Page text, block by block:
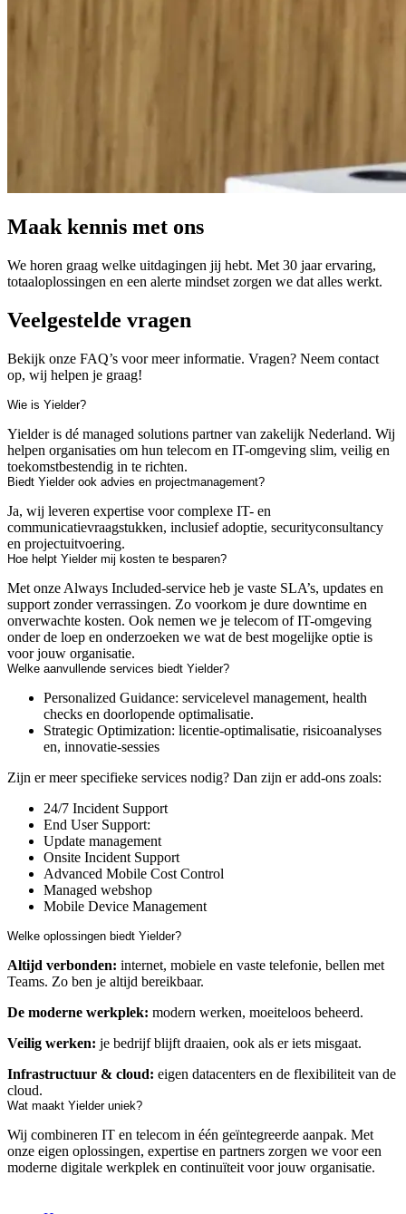
Maak kennis met ons
We horen graag welke uitdagingen jij hebt. Met 30 jaar ervaring,
totaaloplossingen en een alerte mindset zorgen we dat alles werkt.
Veelgestelde vragen
Bekijk onze FAQ’s voor meer informatie. Vragen? Neem contact
op, wij helpen je graag!
Wie is Yielder?
Yielder is dé managed solutions partner van zakelijk Nederland. Wij
helpen organisaties om hun telecom en IT-omgeving slim, veilig en
toekomstbestendig in te richten.
Biedt Yielder ook advies en projectmanagement?
Ja, wij leveren expertise voor complexe IT- en
communicatievraagstukken, inclusief adoptie, securityconsultancy
en projectuitvoering.
Hoe helpt Yielder mij kosten te besparen?
Met onze Always Included-service heb je vaste SLA’s, updates en
support zonder verrassingen. Zo voorkom je dure downtime en
onverwachte kosten. Ook nemen we je telecom of IT-omgeving
onder de loep en onderzoeken we wat de best mogelijke optie is
voor jouw organisatie.
Welke aanvullende services biedt Yielder?
Personalized Guidance: servicelevel management, health
checks en doorlopende optimalisatie.
Strategic Optimization: licentie-optimalisatie, risicoanalyses
en, innovatie-sessies
Zijn er meer specifieke services nodig? Dan zijn er add-ons zoals:
24/7 Incident Support
End User Support:
Update management
Onsite Incident Support
Advanced Mobile Cost Control
Managed webshop
Mobile Device Management
Welke oplossingen biedt Yielder?
Altijd verbonden: internet, mobiele en vaste telefonie, bellen met
Teams. Zo ben je altijd bereikbaar.
De moderne werkplek: modern werken, moeiteloos beheerd.
Veilig werken: je bedrijf blijft draaien, ook als er iets misgaat.
Infrastructuur & cloud: eigen datacenters en de flexibiliteit van de
cloud.
Wat maakt Yielder uniek?
Wij combineren IT en telecom in één geïntegreerde aanpak. Met
onze eigen oplossingen, expertise en partners zorgen we voor een
moderne digitale werkplek en continuïteit voor jouw organisatie.